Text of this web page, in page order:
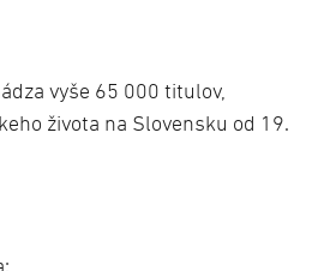
vyše 65 000 titulov,
života na Slovensku od 19.